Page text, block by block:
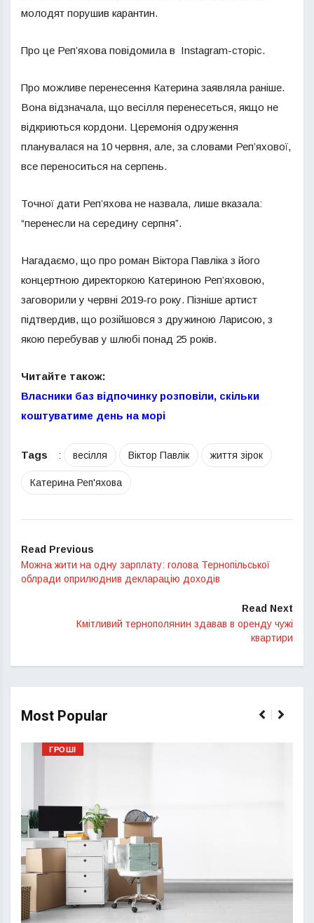
молодят порушив карантин.
Про це Реп’яхова повідомила в Instagram-сторіс.
Про можливе перенесення Катерина заявляла раніше.
Вона відзначала, що весілля перенесеться, якщо не
відкриються кордони. Церемонія одруження
планувалася на 10 червня, але, за словами Реп’яхової,
все переноситься на серпень.
Точної дати Реп’яхова не назвала, лише вказала:
“перенесли на середину серпня”.
Нагадаємо, що про роман Віктора Павліка з його
концертною директоркою Катериною Реп’яховою,
заговорили у червні 2019-го року. Пізніше артист
підтвердив, що розійшовся з дружиною Ларисою, з
якою перебував у шлюбі понад 25 років.
Читайте також:
Власники баз відпочинку розповіли, скільки
коштуватиме день на морі
Tags : весілля Віктор Павлік життя зірок
Катерина Реп'яхова
Read Previous
Можна жити на одну зарплату: голова Тернопільської
облради оприлюднив декларацію доходів
Read Next
Кмітливий тернополянин здавав в оренду чужі
квартири
Most Popular
ГРОШІ